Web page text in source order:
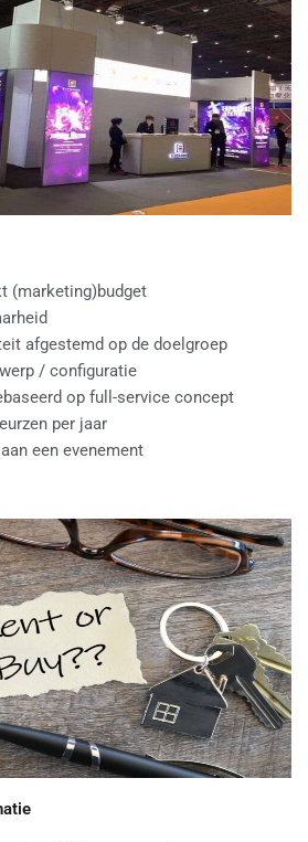
(marketing)budget
afgestemd op de doelgroep
/ configuratie
op full-service concept
per jaar
een evenement